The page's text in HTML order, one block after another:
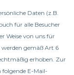
Daten (z.B.
für alle Besucher
Weise von uns für
werden gemäß Art 6
erhoben. Zur
folgende E-Mail-